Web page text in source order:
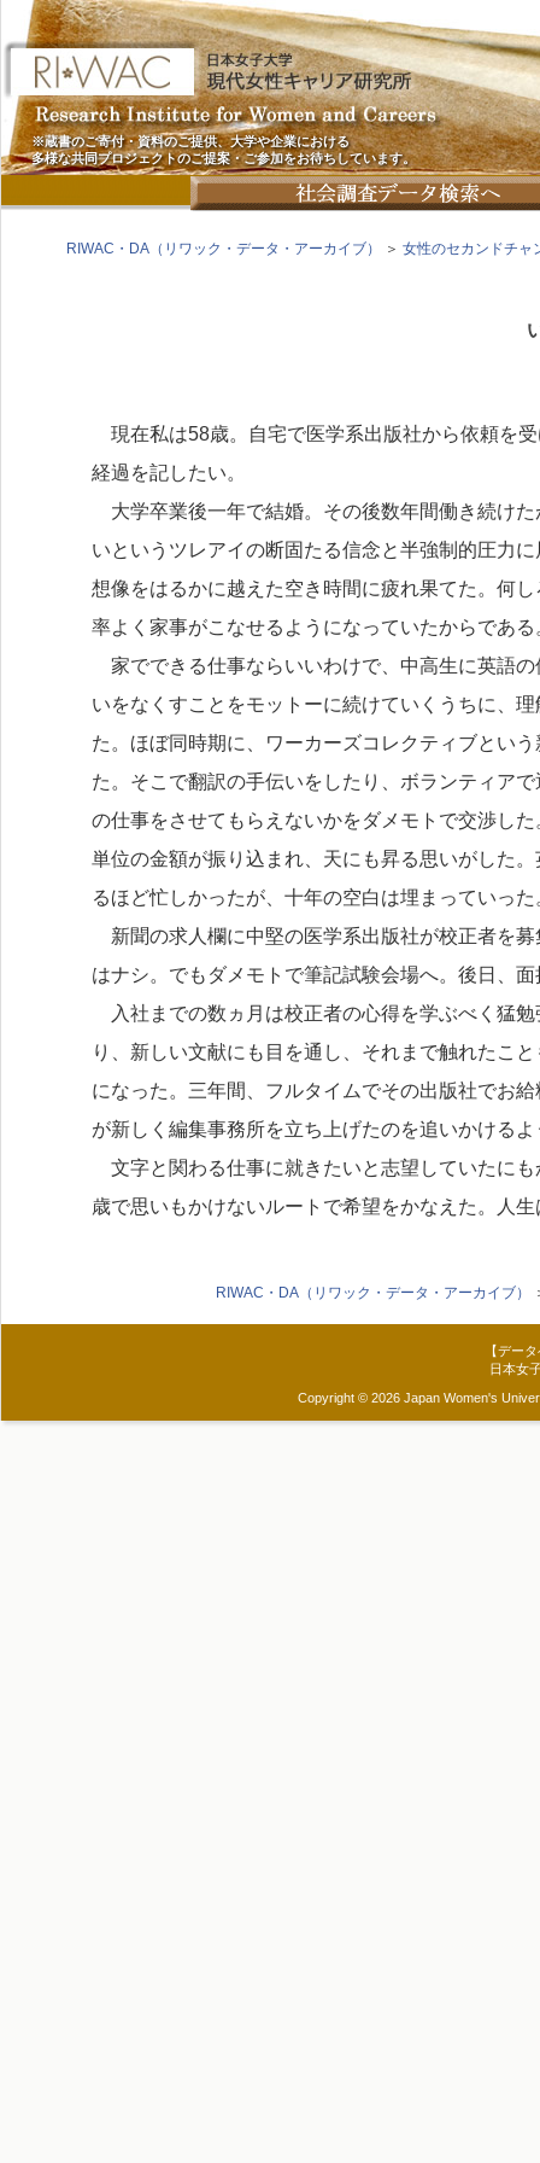
※蔵書のご寄付・資料のご提供、大学や企業における
多様な共同プロジェクトのご提案・ご参加をお待ちしています。
RIWAC・DA（リワック・データ・アーカイブ） ＞ 女性のセカンドチャ
現在私は58歳。自宅で医学系出版社から依頼を
経過を記したい。
大学卒業後一年で結婚。その後数年間働き続け
いというツレアイの断固たる信念と半強制的圧力
想像をはるかに越えた空き時間に疲れ果てた。何
率よく家事がこなせるようになっていたからである
家でできる仕事ならいいわけで、中高生に英語
いをなくすことをモットーに続けていくうちに、
た。ほぼ同時期に、ワーカーズコレクティブとい
た。そこで翻訳の手伝いをしたり、ボランティア
の仕事をさせてもらえないかをダメモトで交渉し
単位の金額が振り込まれ、天にも昇る思いがした
るほど忙しかったが、十年の空白は埋まっていった
新聞の求人欄に中堅の医学系出版社が校正者を
はナシ。でもダメモトで筆記試験会場へ。後日、
入社までの数ヵ月は校正者の心得を学ぶべく猛
り、新しい文献にも目を通し、それまで触れたこ
になった。三年間、フルタイムでその出版社でお
が新しく編集事務所を立ち上げたのを追いかける
文字と関わる仕事に就きたいと志望していたに
歳で思いもかけないルートで希望をかなえた。人
RIWAC・DA（リワック・データ・アーカイブ）
【デー
日本女
Copyright © 2026 Japan Women's